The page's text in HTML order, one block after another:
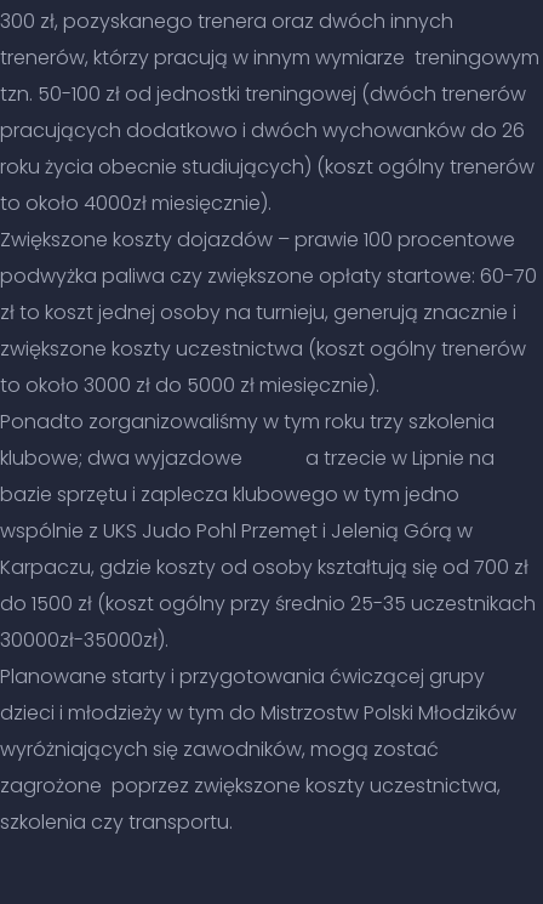
300 zł, pozyskanego trenera oraz dwóch innych
trenerów, którzy pracują w innym wymiarze treningowym
tzn. 50-100 zł od jednostki treningowej (dwóch trenerów
pracujących dodatkowo i dwóch wychowanków do 26
roku życia obecnie studiujących) (koszt ogólny trenerów
to około 4000zł miesięcznie).
Zwiększone koszty dojazdów – prawie 100 procentowe
podwyżka paliwa czy zwiększone opłaty startowe: 60-70
zł to koszt jednej osoby na turnieju, generują znacznie i
zwiększone koszty uczestnictwa (koszt ogólny trenerów
to około 3000 zł do 5000 zł miesięcznie).
Ponadto zorganizowaliśmy w tym roku trzy szkolenia
klubowe; dwa wyjazdowe a trzecie w Lipnie na
bazie sprzętu i zaplecza klubowego w tym jedno
wspólnie z UKS Judo Pohl Przemęt i Jelenią Górą w
Karpaczu, gdzie koszty od osoby kształtują się od 700 zł
do 1500 zł (koszt ogólny przy średnio 25-35 uczestnikach
30000zł-35000zł).
Planowane starty i przygotowania ćwiczącej grupy
dzieci i młodzieży w tym do Mistrzostw Polski Młodzików
wyróżniających się zawodników, mogą zostać
zagrożone poprzez zwiększone koszty uczestnictwa,
szkolenia czy transportu.